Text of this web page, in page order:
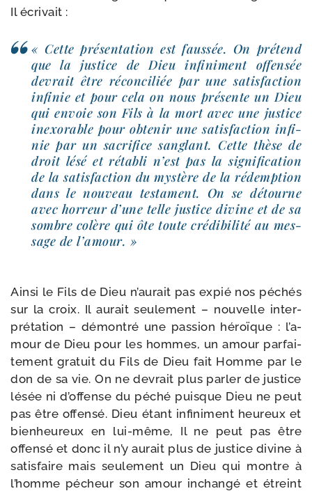
Il écrivait :
« Cette pré­sen­ta­tion est faus­sée. On pré­tend
que la jus­tice de Dieu infi­ni­ment offen­sée
devrait être récon­ci­liée par une satis­fac­tion
infi­nie et pour cela on nous pré­sente un Dieu
qui envoie son Fils à la mort avec une jus­tice
inexo­rable pour obte­nir une satis­fac­tion infi­
nie par un sacri­fice san­glant. Cette thèse de
droit lésé et réta­bli n’est pas la signi­fi­ca­tion
de la satis­fac­tion du mys­tère de la rédemp­tion
dans le nou­veau tes­ta­ment. On se détourne
avec hor­reur d’une telle jus­tice divine et de sa
sombre colère qui ôte toute cré­di­bi­li­té au mes­
sage de l’amour. »
Ainsi le Fils de Dieu n’au­rait pas expié nos péchés
sur la croix. Il aurait seule­ment – nou­velle inter­
pré­ta­tion – démon­tré une pas­sion héroïque : l’a­
mour de Dieu pour les hommes, un amour par­fai­
te­ment gra­tuit du Fils de Dieu fait Homme par le
don de sa vie. On ne devrait plus par­ler de jus­tice
lésée ni d’of­fense du péché puisque Dieu ne peut
pas être offen­sé. Dieu étant infi­ni­ment heu­reux et
bien­heu­reux en lui-​même, Il ne peut pas être
offen­sé et donc il n’y aurait plus de jus­tice divine à
satis­faire mais seule­ment un Dieu qui montre à
l’homme pécheur son amour inchan­gé et étreint